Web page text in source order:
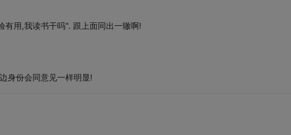
用,我读书干吗". 跟上面同出一辙啊!
身份会同意见一样明显!